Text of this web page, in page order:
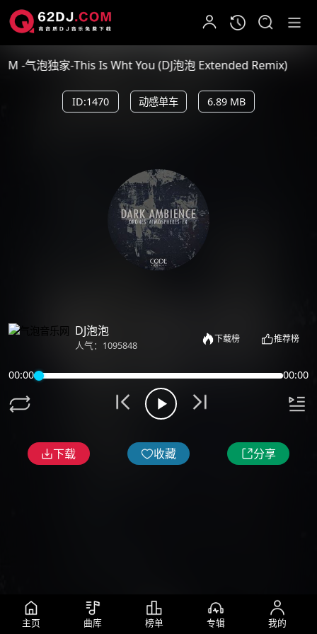
-气泡独家-This Is Wht You (DJ泡泡 Extended Remix)
ID:1470 动感单车 6.89 MB
DJ泡泡
人气：1095848
下载榜 推荐榜
00:00 00:00
下载 收藏 分享
主页 曲库 榜单 专辑 我的